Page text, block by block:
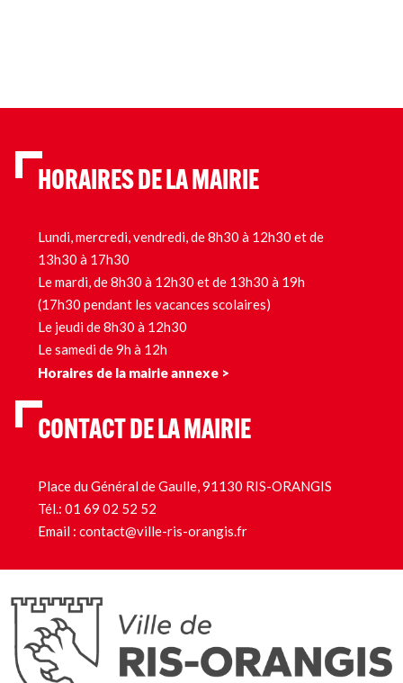
HORAIRES DE LA MAIRIE
Lundi, mercredi, vendredi, de 8h30 à 12h30 et de
13h30 à 17h30
Le mardi, de 8h30 à 12h30 et de 13h30 à 19h
(17h30 pendant les vacances scolaires)
Le jeudi de 8h30 à 12h30
Le samedi de 9h à 12h
Horaires de la mairie annexe >
CONTACT DE LA MAIRIE
Place du Général de Gaulle, 91130 RIS-ORANGIS
Tél.: 01 69 02 52 52
Email : contact@ville-ris-orangis.fr